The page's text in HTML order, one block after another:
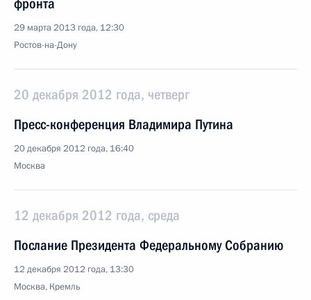
фронта
29 марта 2013 года, 12:30
Ростов-на-Дону
20 декабря 2012 года, четверг
Пресс-конференция Владимира Путина
20 декабря 2012 года, 16:40
Москва
12 декабря 2012 года, среда
Послание Президента Федеральному Собранию
12 декабря 2012 года, 13:30
Москва, Кремль